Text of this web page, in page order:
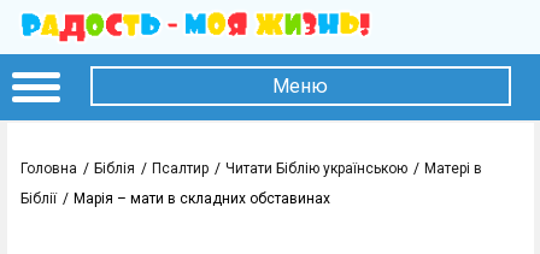
Меню
Головна Біблія Псалтир Читати Біблію українською
Матері в
Біблії
Марія – мати в складних обставинах